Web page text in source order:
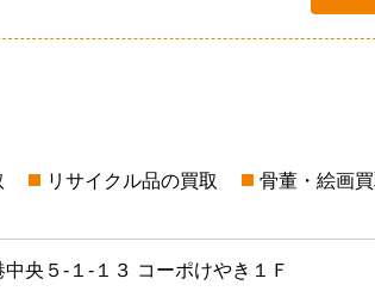
リサイクル品の買取
骨董・絵画
央５-１-１３ コーポけやき１Ｆ